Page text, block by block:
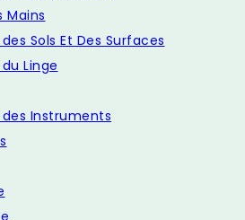
Mains
Sols Et Des Surfaces
Linge
Instruments